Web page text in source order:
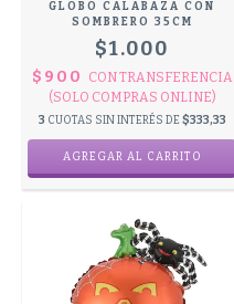
GLOBO CALABAZA CON
SOMBRERO 35CM
$1.000
$900 CONTRANSFERENCIA
(SOLO COMPRAS ONLINE)
3 CUOTAS SIN INTERÉS DE $333,33